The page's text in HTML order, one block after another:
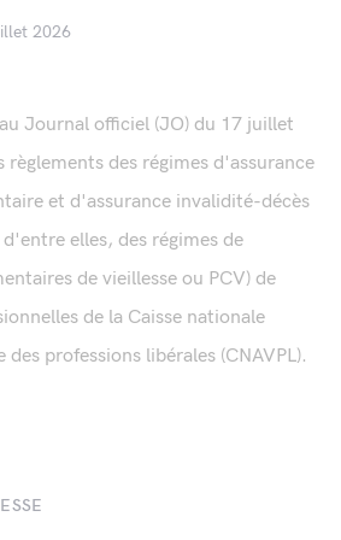
2026
Journal officiel (JO) du 17 juillet
des régimes d'assurance
et d'assurance invalidité-décès
elles, des régimes de
de vieillesse ou PCV) de
de la Caisse nationale
des professions libérales (CNAVPL).